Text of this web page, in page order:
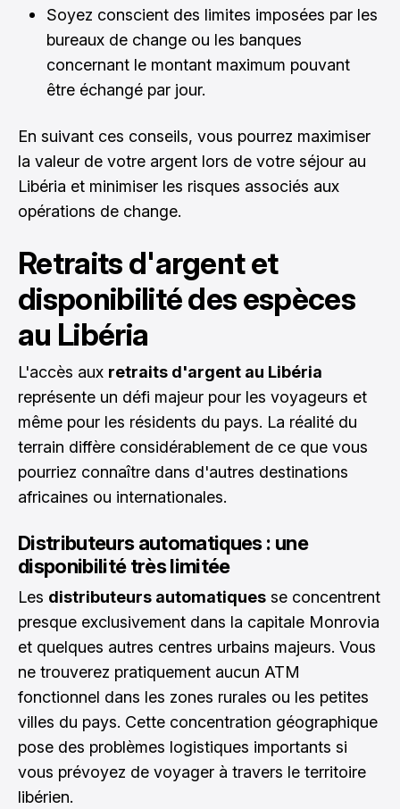
Soyez conscient des limites imposées par les
bureaux de change ou les banques
concernant le montant maximum pouvant
être échangé par jour.
En suivant ces conseils, vous pourrez maximiser
la valeur de votre argent lors de votre séjour au
Libéria et minimiser les risques associés aux
opérations de change.
Retraits d'argent et
disponibilité des espèces
au Libéria
L'accès aux retraits d'argent au Libéria
représente un défi majeur pour les voyageurs et
même pour les résidents du pays. La réalité du
terrain diffère considérablement de ce que vous
pourriez connaître dans d'autres destinations
africaines ou internationales.
Distributeurs automatiques : une
disponibilité très limitée
Les distributeurs automatiques se concentrent
presque exclusivement dans la capitale Monrovia
et quelques autres centres urbains majeurs. Vous
ne trouverez pratiquement aucun ATM
fonctionnel dans les zones rurales ou les petites
villes du pays. Cette concentration géographique
pose des problèmes logistiques importants si
vous prévoyez de voyager à travers le territoire
libérien.